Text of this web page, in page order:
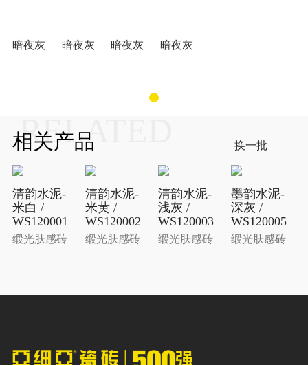
暗夜灰 暗夜灰 暗夜灰 暗夜灰
相关产品
RELATED 换一批
清韵水泥-
米白 /
WS120001
缎光肤感砖
清韵水泥-
米黄 /
WS120002
缎光肤感砖
清韵水泥-
浅灰 /
WS120003
缎光肤感砖
墨韵水泥-
深灰 /
WS120005
缎光肤感砖